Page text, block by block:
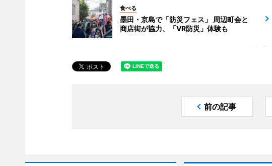
食べる
墨田・京島で「防災フェス」 周辺町会と
商店街が協力、「VR防災」体験も
前の記事